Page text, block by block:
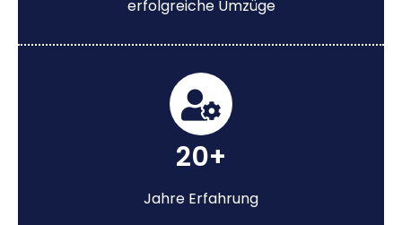
erfolgreiche Umzüge
20+
Jahre Erfahrung